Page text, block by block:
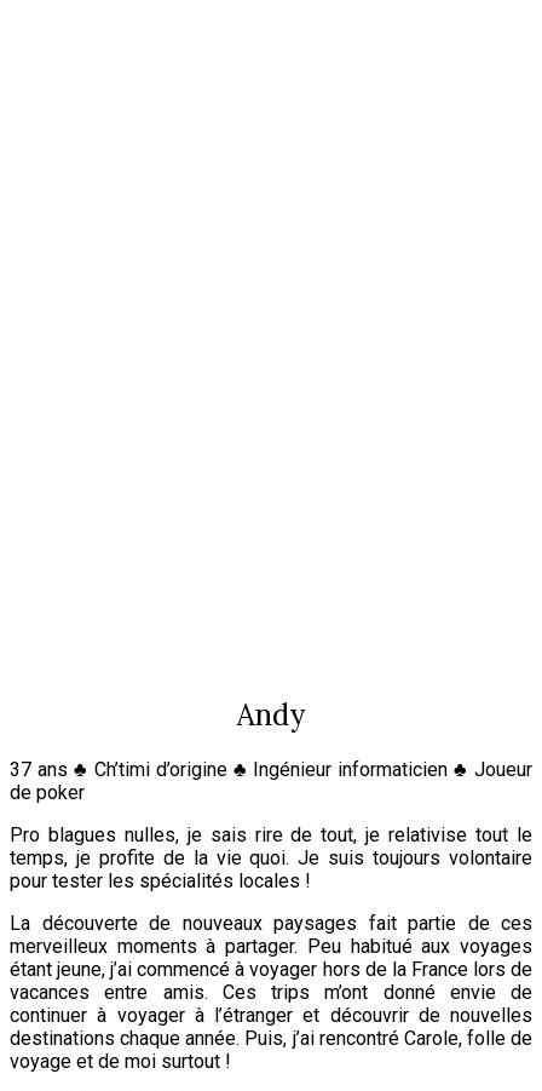
Andy
37 ans ♣ Ch’timi d’origine ♣ Ingénieur informaticien ♣ Joueur
de poker
Pro blagues nulles, je sais rire de tout, je relativise tout le
temps, je profite de la vie quoi. Je suis toujours volontaire
pour tester les spécialités locales !
La découverte de nouveaux paysages fait partie de ces
merveilleux moments à partager. Peu habitué aux voyages
étant jeune, j’ai commencé à voyager hors de la France lors de
vacances entre amis. Ces trips m’ont donné envie de
continuer à voyager à l’étranger et découvrir de nouvelles
destinations chaque année. Puis, j’ai rencontré Carole, folle de
voyage et de moi surtout !